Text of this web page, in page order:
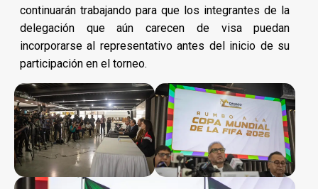
continuarán trabajando para que los integrantes de la
delegación que aún carecen de visa puedan
incorporarse al representativo antes del inicio de su
participación en el torneo.